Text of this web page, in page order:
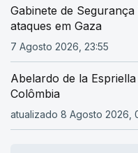
Gabinete de
ataques em Gaza
7 Agosto 2026, 23:55
Abelardo de la
Colômbia
atualizado 8 Agosto 2026,